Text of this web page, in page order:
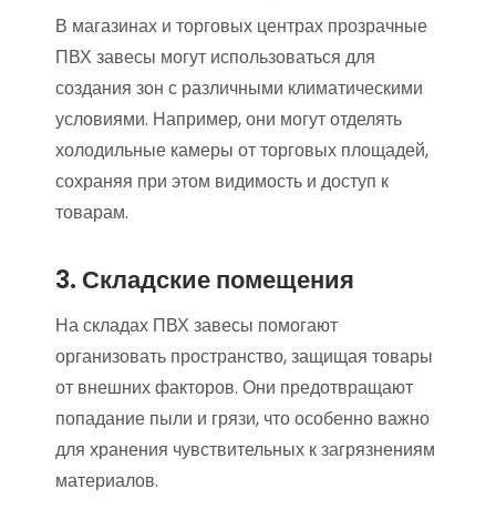
В магазинах и торговых центрах прозрачные
ПВХ завесы могут использоваться для
создания зон с различными климатическими
условиями. Например, они могут отделять
холодильные камеры от торговых площадей,
сохраняя при этом видимость и доступ к
товарам.
3. Складские помещения
На складах ПВХ завесы помогают
организовать пространство, защищая товары
от внешних факторов. Они предотвращают
попадание пыли и грязи, что особенно важно
для хранения чувствительных к загрязнениям
материалов.